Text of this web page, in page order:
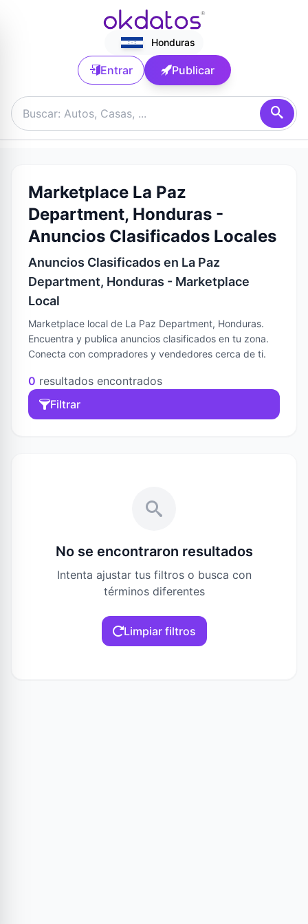
Honduras
Entrar Publicar
Marketplace La Paz
Department, Honduras -
Anuncios Clasificados Locales
Anuncios Clasificados en La Paz
Department, Honduras - Marketplace
Local
Marketplace local de La Paz Department, Honduras.
Encuentra y publica anuncios clasificados en tu zona.
Conecta con compradores y vendedores cerca de ti.
0 resultados encontrados
Filtrar
No se encontraron resultados
Intenta ajustar tus filtros o busca con
términos diferentes
Limpiar filtros